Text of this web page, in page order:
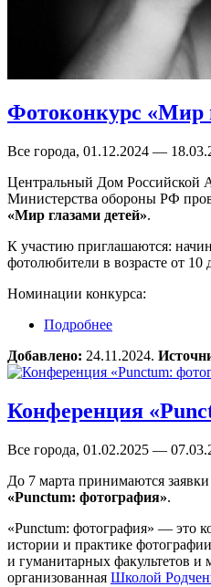
Фотоконкурс «Мир
Все города, 01.12.2024 —
Центральный Дом
Министерства обороны РФ
«Мир глазами детей».
К участию приглашаются:
фотолюбители в возрасте от 10
Номинации конкурса:
Подробнее
Добавлено: 24.11.2024.
Конференция
Все города, 01.02.2025 —
До 7 марта принимаются
«Punctum: фотография».
«Punctum: фотография» — это
истории и практике
и гуманитарных факультетов и
организованная Школой